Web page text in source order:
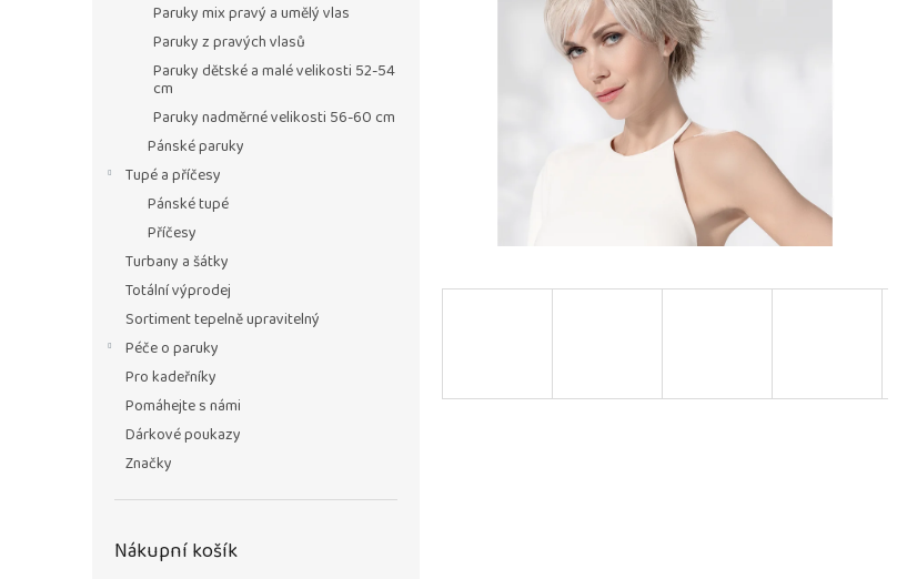
Paruky mix pravý a umělý vlas
Paruky z pravých vlasů
Paruky dětské a malé velikosti 52-54
cm
Paruky nadměrné velikosti 56-60 cm
Pánské paruky
Tupé a příčesy
Pánské tupé
Příčesy
Turbany a šátky
Totální výprodej
Sortiment tepelně upravitelný
Péče o paruky
Pro kadeřníky
Pomáhejte s námi
Dárkové poukazy
Značky
Nákupní košík